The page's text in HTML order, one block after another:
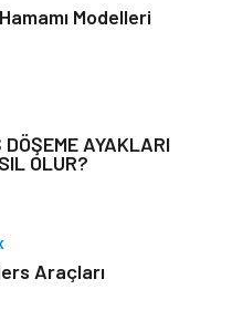
Finans & Ekonomi
Modelleri
AYAKLARI
OLUR?
Araçları